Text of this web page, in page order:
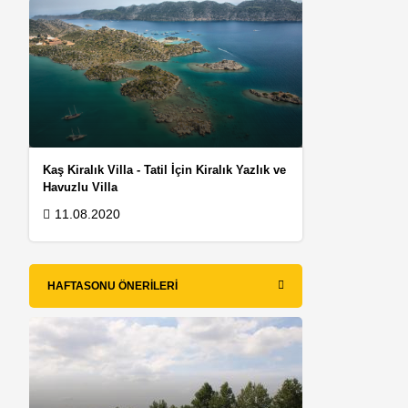
Kaş Kiralık Villa - Tatil İçin Kiralık Yazlık ve
Havuzlu Villa
11.08.2020
HAFTASONU ÖNERILERI